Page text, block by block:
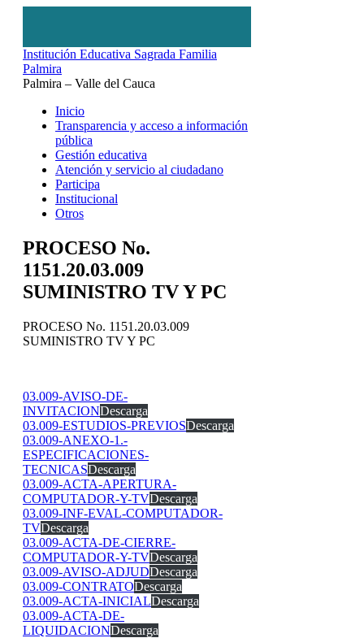
Institución Educativa Sagrada Familia
Palmira
Palmira – Valle del Cauca
Inicio
Transparencia y acceso a información
pública
Gestión educativa
Atención y servicio al ciudadano
Participa
Institucional
Otros
PROCESO No.
1151.20.03.009
SUMINISTRO TV Y PC
PROCESO No. 1151.20.03.009
SUMINISTRO TV Y PC
03.009-AVISO-DE-
INVITACIONDescarga
03.009-ESTUDIOS-PREVIOSDescarga
03.009-ANEXO-1.-
ESPECIFICACIONES-
TECNICASDescarga
03.009-ACTA-APERTURA-
COMPUTADOR-Y-TVDescarga
03.009-INF-EVAL-COMPUTADOR-
TVDescarga
03.009-ACTA-DE-CIERRE-
COMPUTADOR-Y-TVDescarga
03.009-AVISO-ADJUDDescarga
03.009-CONTRATODescarga
03.009-ACTA-INICIALDescarga
03.009-ACTA-DE-
LIQUIDACIONDescarga